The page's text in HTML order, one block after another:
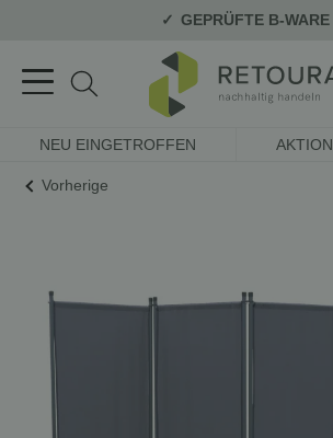
GEPRÜFTE B-WARE
NEU EINGETROFFEN AKTION
Vorherige